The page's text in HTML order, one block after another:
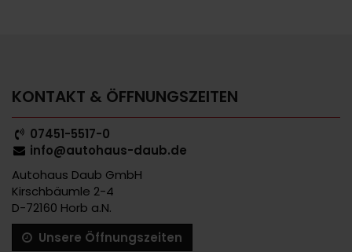
KONTAKT & ÖFFNUNGSZEITEN
07451-5517-0
info@autohaus-daub.de
Autohaus Daub GmbH
Kirschbäumle 2-4
D-72160 Horb a.N.
Unsere Öffnungszeiten